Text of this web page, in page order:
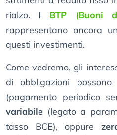
rialzo. I BTP (Buoni
rappresentano ancora
questi investimenti.
Come vedremo, gli
di obbligazioni
(pagamento periodico
variabile (legato a
tasso BCE), oppure